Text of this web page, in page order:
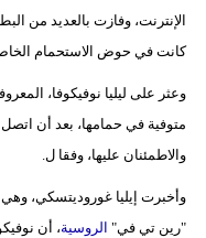
الإنترنت، وفازت بالعديد من
كانت في حوض الاستحمام
وعثر على ليليا نوفيكوفا،
متوفية في حمامها، بعد أن اتصل
والاطمئنان عليها، وفقا ل.
وأخبرت إيليا غوروديتسكي، وهي
"رين تي في" الروسية